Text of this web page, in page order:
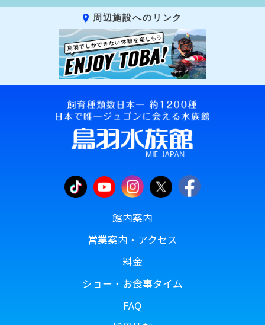
周辺施設へのリンク
館内案内
営業案内・アクセス
料金
ショー・お食事タイム
FAQ